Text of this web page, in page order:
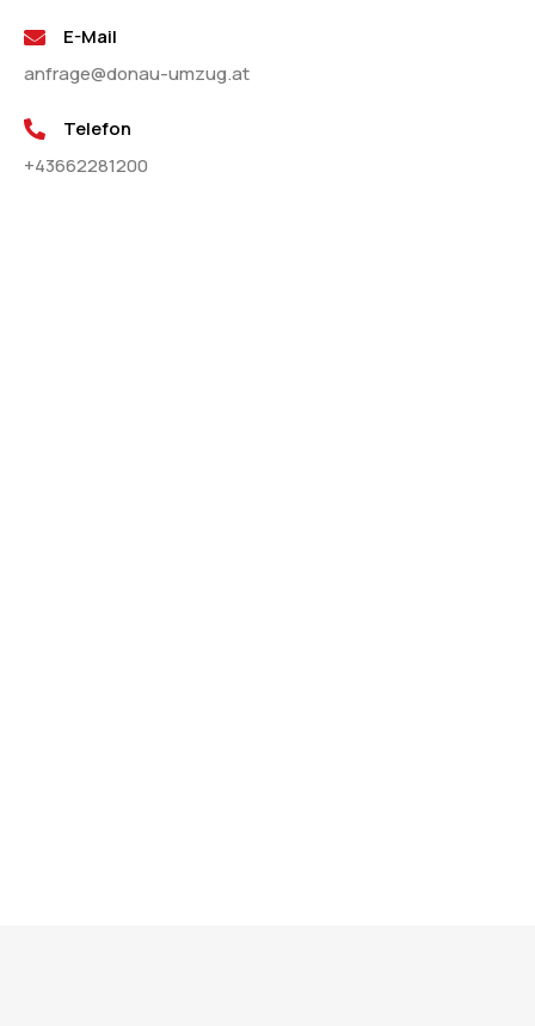
E-Mail
anfrage@donau-umzug.at
Telefon
+43662281200